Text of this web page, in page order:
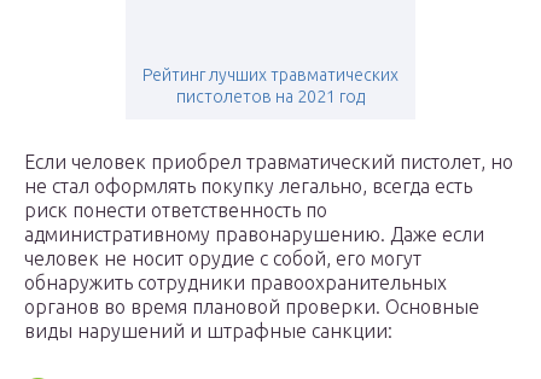
Рейтинг лучших травматических
пистолетов на 2021 год
Если человек приобрел травматический пистолет, но
не стал оформлять покупку легально, всегда есть
риск понести ответственность по
административному правонарушению. Даже если
человек не носит орудие с собой, его могут
обнаружить сотрудники правоохранительных
органов во время плановой проверки. Основные
виды нарушений и штрафные санкции: